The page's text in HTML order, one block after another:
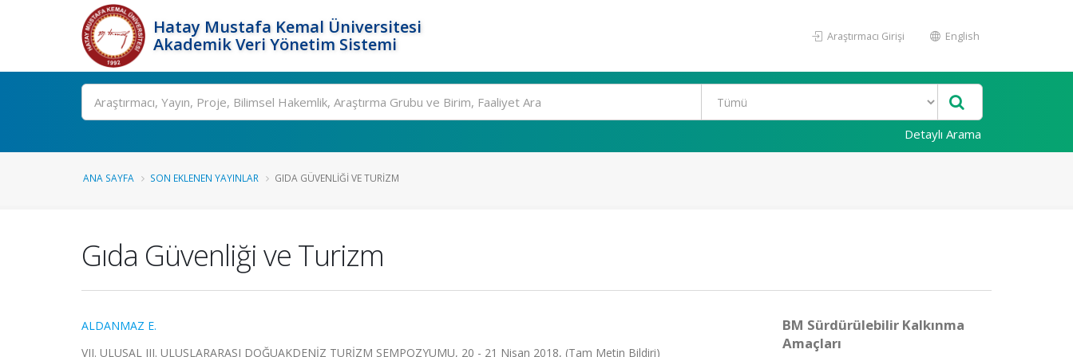
Hatay Mustafa Kemal Üniversitesi
Akademik Veri Yönetim Sistemi
Araştırmacı Girişi English
Ara
Detaylı Arama
ANA SAYFA SON EKLENEN YAYINLAR GIDA GÜVENLIĞI VE TURIZM
Gıda Güvenliği ve Turizm
ALDANMAZ E.
VII. ULUSAL III. ULUSLARARASI DOĞUAKDENİZ TURİZM SEMPOZYUMU, 20 - 21 Nisan 2018, (Tam Metin Bildiri)
BM Sürdürülebilir Kalkınma
Amaçları